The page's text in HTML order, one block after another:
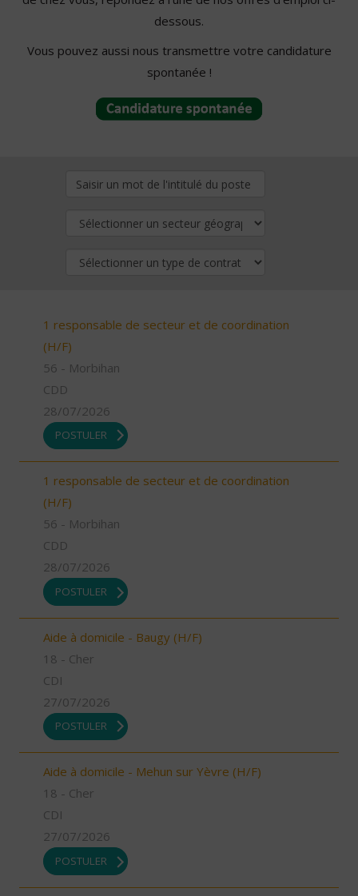
dessous.
Vous pouvez aussi nous transmettre votre candidature
spontanée !
1 responsable de secteur et de coordination
(H/F)
56 - Morbihan
CDD
28/07/2026
POSTULER
1 responsable de secteur et de coordination
(H/F)
56 - Morbihan
CDD
28/07/2026
POSTULER
Aide à domicile - Baugy (H/F)
18 - Cher
CDI
27/07/2026
POSTULER
Aide à domicile - Mehun sur Yèvre (H/F)
18 - Cher
CDI
27/07/2026
POSTULER